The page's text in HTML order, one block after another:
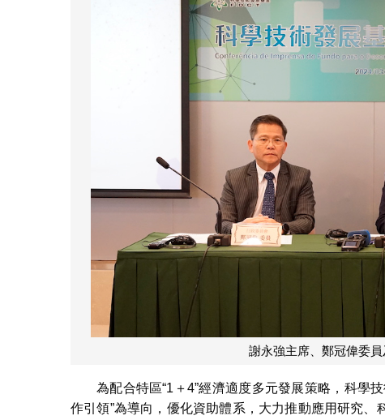
謝永強主席、鄭冠偉委
為配合特區“1＋4”經濟適度多元發展策略，科學
作引領”為導向，優化資助體系，大力推動應用研究